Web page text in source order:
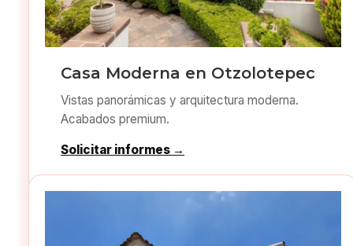
Casa Moderna en Otzolotepec
Vistas panorámicas y arquitectura moderna.
Acabados premium.
Solicitar informes →